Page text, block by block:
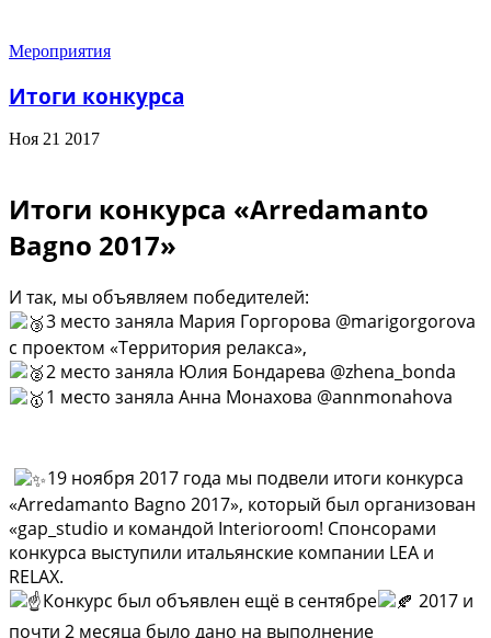
Мероприятия
Итоги конкурса
Ноя 21 2017
Итоги конкурса «Arredamanto
Bagno 2017»
И так, мы объявляем победителей:
3 место заняла Мария Горгорова @marigorgorova
с проектом «Территория релакса»,
2 место заняла Юлия Бондарева @zhena_bonda
1 место заняла Анна Монахова @annmonahova
19 ноября 2017 года мы подвели итоги конкурса
«Arredamanto Bagno 2017», который был организован
«gap_studio и командой Interioroom! Спонсорами
конкурса выступили итальянские компании LEA и
RELAX.
Конкурс был объявлен ещё в сентябре
2017 и
почти 2 месяца было дано на выполнение